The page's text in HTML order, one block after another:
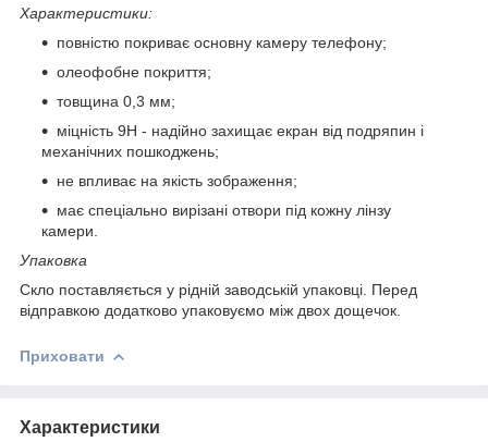
Характеристики:
повністю покриває основну камеру телефону;
олеофобне покриття;
товщина 0,3 мм;
міцність 9Н - надійно захищає екран від подряпин і
механічних пошкоджень;
не впливає на якість зображення;
має спеціально вирізані отвори під кожну лінзу
камери.
Упаковка
Скло поставляється у рідній заводській упаковці. Перед
відправкою додатково упаковуємо між двох дощечок.
Приховати
Характеристики